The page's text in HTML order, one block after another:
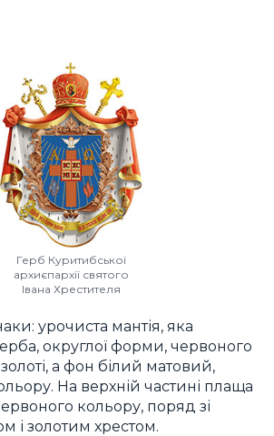
Герб Куритибської
архиєпархії святого
Івана Хрестителя
урочиста мантія, яка
округлої форми, червоного
золоті, а фон білий матовий,
На верхній частині плаща
кольору, поряд зі
і золотим хрестом.